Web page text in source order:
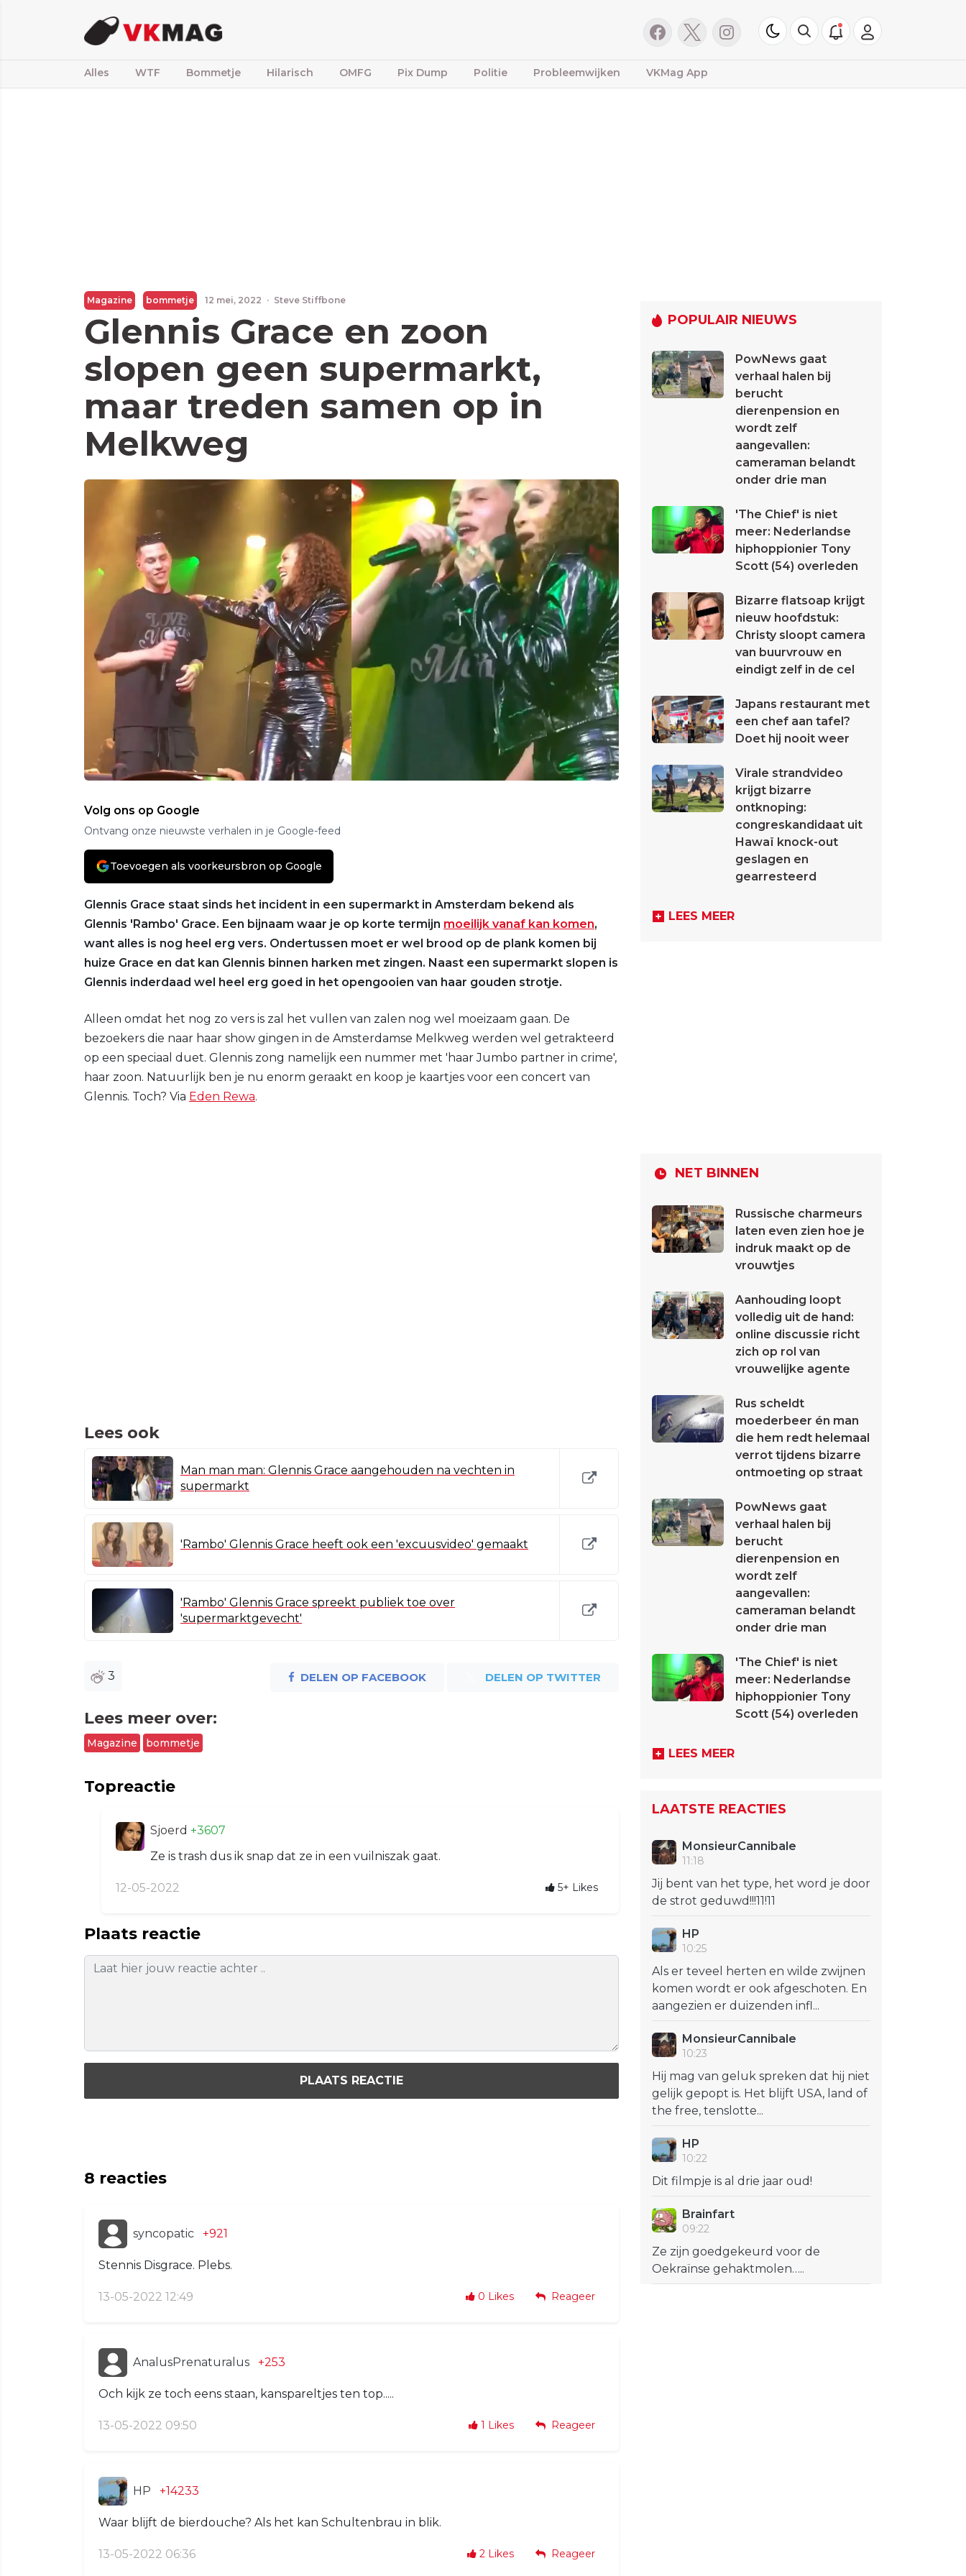
Alles WTF Bommetje Hilarisch OMFG Pix Dump Politie Probleemwijken VKMag App
Magazine bommetje 12 mei, 2022 · Steve Stiffbone
Glennis Grace en zoon
slopen geen supermarkt,
maar treden samen op in
Melkweg
Volg ons op Google
Ontvang onze nieuwste verhalen in je Google-feed
Toevoegen als voorkeursbron op Google
Glennis Grace staat sinds het incident in een supermarkt in Amsterdam bekend als
Glennis 'Rambo' Grace. Een bijnaam waar je op korte termijn moeilijk vanaf kan komen,
want alles is nog heel erg vers. Ondertussen moet er wel brood op de plank komen bij
huize Grace en dat kan Glennis binnen harken met zingen. Naast een supermarkt slopen is
Glennis inderdaad wel heel erg goed in het opengooien van haar gouden strotje.
Alleen omdat het nog zo vers is zal het vullen van zalen nog wel moeizaam gaan. De
bezoekers die naar haar show gingen in de Amsterdamse Melkweg werden wel getrakteerd
op een speciaal duet. Glennis zong namelijk een nummer met 'haar Jumbo partner in crime',
haar zoon. Natuurlijk ben je nu enorm geraakt en koop je kaartjes voor een concert van
Glennis. Toch? Via Eden Rewa.
Lees ook
Man man man: Glennis Grace aangehouden na vechten in
supermarkt
'Rambo' Glennis Grace heeft ook een 'excuusvideo' gemaakt
'Rambo' Glennis Grace spreekt publiek toe over
'supermarktgevecht'
3 DELEN OP FACEBOOK DELEN OP TWITTER
Lees meer over:
Magazine bommetje
Topreactie
Sjoerd +3607
Ze is trash dus ik snap dat ze in een vuilniszak gaat.
12-05-2022 5+ Likes
Plaats reactie
PLAATS REACTIE
8 reacties
syncopatic +921
Stennis Disgrace. Plebs.
13-05-2022 12:49 0 Likes Reageer
AnalusPrenaturalus +253
Och kijk ze toch eens staan, kanspareltjes ten top.....
13-05-2022 09:50 1 Likes Reageer
HP +14233
Waar blijft de bierdouche? Als het kan Schultenbrau in blik.
13-05-2022 06:36 2 Likes Reageer
POPULAIR NIEUWS
PowNews gaat
verhaal halen bij
berucht
dierenpension en
wordt zelf
aangevallen:
cameraman belandt
onder drie man
'The Chief' is niet
meer: Nederlandse
hiphoppionier Tony
Scott (54) overleden
Bizarre flatsoap krijgt
nieuw hoofdstuk:
Christy sloopt camera
van buurvrouw en
eindigt zelf in de cel
Japans restaurant met
een chef aan tafel?
Doet hij nooit weer
Virale strandvideo
krijgt bizarre
ontknoping:
congreskandidaat uit
Hawaï knock-out
geslagen en
gearresteerd
LEES MEER
NET BINNEN
Russische charmeurs
laten even zien hoe je
indruk maakt op de
vrouwtjes
Aanhouding loopt
volledig uit de hand:
online discussie richt
zich op rol van
vrouwelijke agente
Rus scheldt
moederbeer én man
die hem redt helemaal
verrot tijdens bizarre
ontmoeting op straat
PowNews gaat
verhaal halen bij
berucht
dierenpension en
wordt zelf
aangevallen:
cameraman belandt
onder drie man
'The Chief' is niet
meer: Nederlandse
hiphoppionier Tony
Scott (54) overleden
LEES MEER
LAATSTE REACTIES
MonsieurCannibale
11:18
Jij bent van het type, het word je door
de strot geduwd!!!11!11
HP
10:25
Als er teveel herten en wilde zwijnen
komen wordt er ook afgeschoten. En
aangezien er duizenden infl...
MonsieurCannibale
10:23
Hij mag van geluk spreken dat hij niet
gelijk gepopt is. Het blijft USA, land of
the free, tenslotte...
HP
10:22
Dit filmpje is al drie jaar oud!
Brainfart
09:22
Ze zijn goedgekeurd voor de
Oekraïnse gehaktmolen…..